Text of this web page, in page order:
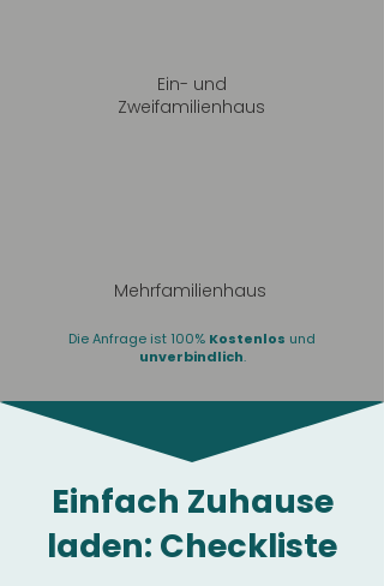
Ein- und
Zweifamilienhaus
Mehrfamilienhaus
Die Anfrage ist 100% Kostenlos und
unverbindlich.
Einfach Zuhause
laden: Checkliste